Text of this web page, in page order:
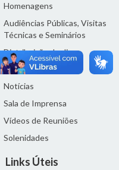
Homenagens
Audiências Públicas, Visitas
Técnicas e Seminários
Distribuição do dia
Comunicação
Notícias
Sala de Imprensa
Vídeos de Reuniões
Solenidades
Links Úteis